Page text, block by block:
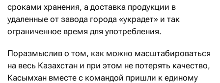
сроками хранения, а доставка продукции в
удаленные от завода города «украдет» и так
ограниченное время для употребления.
Поразмыслив о том, как можно масштабироваться
на весь Казахстан и при этом не потерять качество,
Касымхан вместе с командой пришли к единому